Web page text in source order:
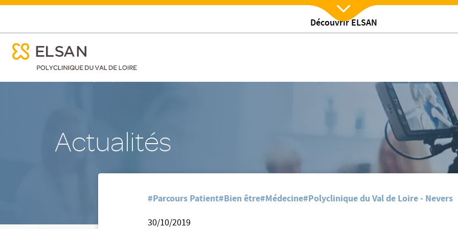
au
Découvrir ELSAN
Octobre Rose : La Polyclinique du Val de Loire partage son expérience sur Nevers FM
menu mobile
Nx:Afficher menu
menu mobile
Actualités
Accueil/Polyclinique du Val de Loire - Nevers/Nos actualites/Octobre Rose : La Polyclinique du Val de Loire partage son
#Parcours Patient#Bien être#Médecine#Polyclinique du Val de Loire - Nevers
30/10/2019